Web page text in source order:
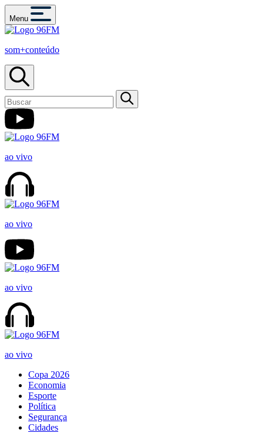
Menu
som+conteúdo
ao vivo
ao vivo
ao vivo
ao vivo
Copa 2026
Economia
Esporte
Política
Segurança
Cidades